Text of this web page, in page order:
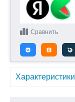
Сравнить
Характеристики